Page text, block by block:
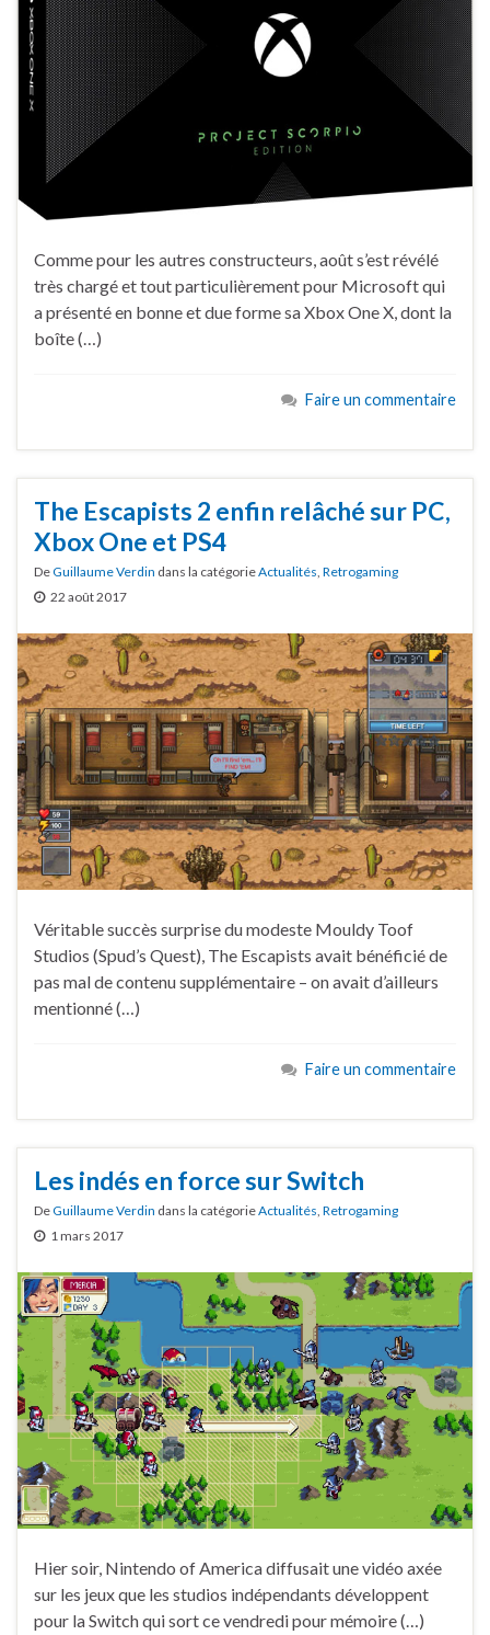
Comme pour les autres constructeurs, août s’est révélé
très chargé et tout particulièrement pour Microsoft qui
a présenté en bonne et due forme sa Xbox One X, dont la
boîte (…)
Faire un commentaire
The Escapists 2 enfin relâché sur PC,
Xbox One et PS4
DeGuillaume Verdin dans la catégorieActualités, Retrogaming
22 août 2017
Véritable succès surprise du modeste Mouldy Toof
Studios (Spud’s Quest), The Escapists avait bénéficié de
pas mal de contenu supplémentaire – on avait d’ailleurs
mentionné (…)
Faire un commentaire
Les indés en force sur Switch
DeGuillaume Verdin dans la catégorieActualités Retrogaming
1 mars 2017
Hier soir, Nintendo of America diffusait une vidéo axée
sur les jeux que les studios indépendants développent
pour la Switch qui sort ce vendredi pour mémoire (…)